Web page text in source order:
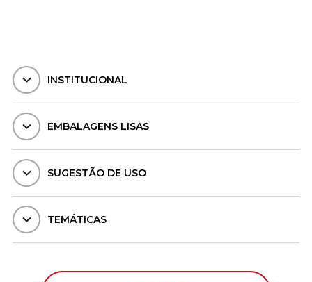
INSTITUCIONAL
EMBALAGENS LISAS
SUGESTÃO DE USO
TEMÁTICAS